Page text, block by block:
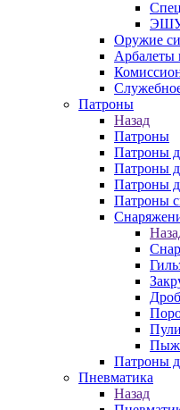
Оружие
Арбалеты
Патроны
Назад
Патроны
Патроны
Патроны
Патроны
Патроны
Пули
Патроны
Пневматика
Назад